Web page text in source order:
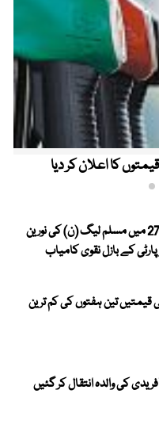
کا اعلان کر دیا
آزاد کشمیر الیکشن ، ایل اے 27 میں مسلم لیگ (ن) کی نورین
تین ہفتوں کی کم ترین
کی والدہ انتقال کر گئیں